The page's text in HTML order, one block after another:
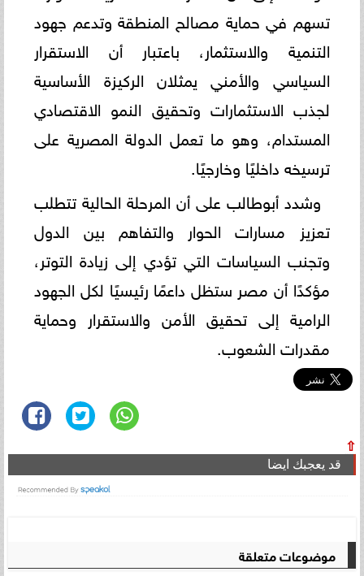
تسهم في حماية مصالح المنطقة وتدعم جهود
التنمية والاستثمار، باعتبار أن الاستقرار
السياسي والأمني يمثلان الركيزة الأساسية
لجذب الاستثمارات وتحقيق النمو الاقتصادي
المستدام، وهو ما تعمل الدولة المصرية على
ترسيخه داخليًا وخارجيًا.
وشدد أبوطالب على أن المرحلة الحالية تتطلب
تعزيز مسارات الحوار والتفاهم بين الدول
وتجنب السياسات التي تؤدي إلى زيادة التوتر،
مؤكدًا أن مصر ستظل داعمًا رئيسيًا لكل الجهود
الرامية إلى تحقيق الأمن والاستقرار وحماية
مقدرات الشعوب.
⇧
قد يعجبك ايضا
موضوعات متعلقة